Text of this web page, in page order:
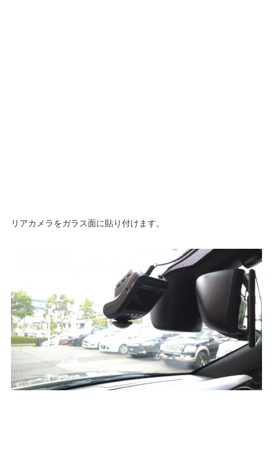
リアカメラをガラス面に貼り付けます。